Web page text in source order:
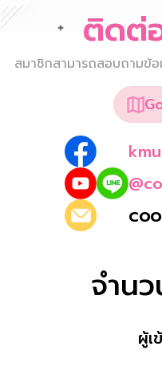
ติดต่
สมาชิกสามารถสอบถามข้
จำน
ผู้เ